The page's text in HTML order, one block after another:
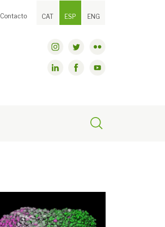
CAT ESP ENG
Contacto